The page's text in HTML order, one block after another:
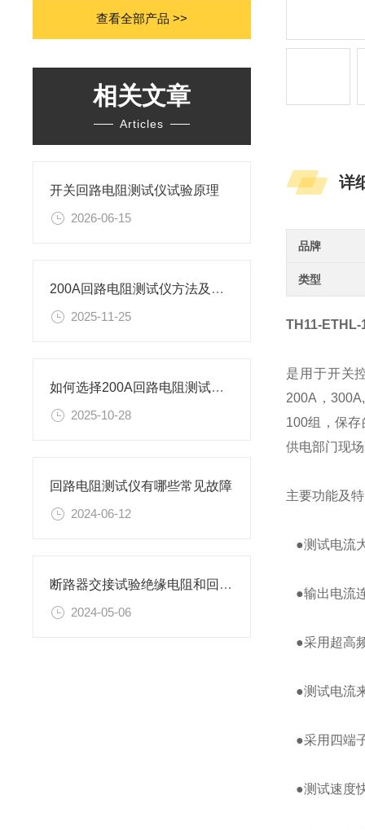
查看全部产品 >>
相关文章
Articles
开关回路电阻测试仪试验原理
2026-06-15
200A回路电阻测试仪方法及规程
2025-11-25
如何选择200A回路电阻测试仪方法及规程
2025-10-28
回路电阻测试仪有哪些常见故障
2024-06-12
断路器交接试验绝缘电阻和回路电阻测试标准
2024-05-06
详
品牌
类型
TH11-ETHL-
是用于开关
200A，
100组，保
供电部门现
主要功能及
●测试电流
●输出电流
●采用超高
●测试电流
●采用四端
●测试速度